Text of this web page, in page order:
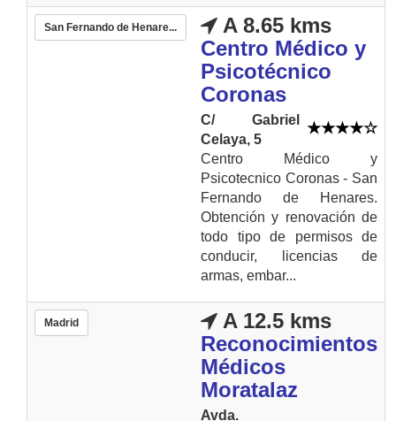
San Fernando de Henare...
A 8.65 kms
Centro Médico y
Psicotécnico
Coronas
C/ Gabriel
Celaya, 5
Centro Médico y
Psicotecnico Coronas - San
Fernando de Henares.
Obtención y renovación de
todo tipo de permisos de
conducir, licencias de
armas, embar...
Madrid
A 12.5 kms
Reconocimientos
Médicos
Moratalaz
Avda.